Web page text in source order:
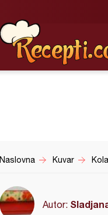
Naslovna Kuvar
Autor: